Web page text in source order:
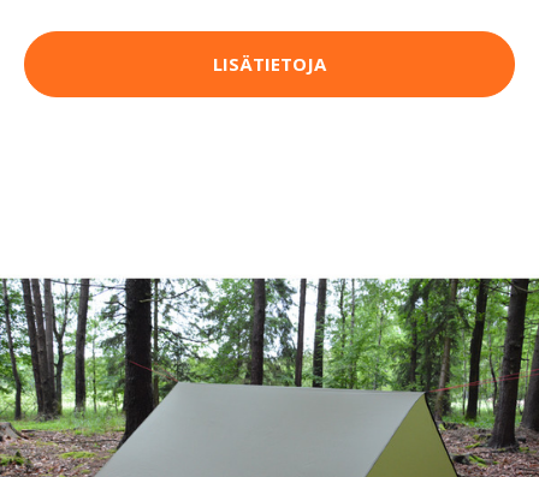
LISÄTIETOJA